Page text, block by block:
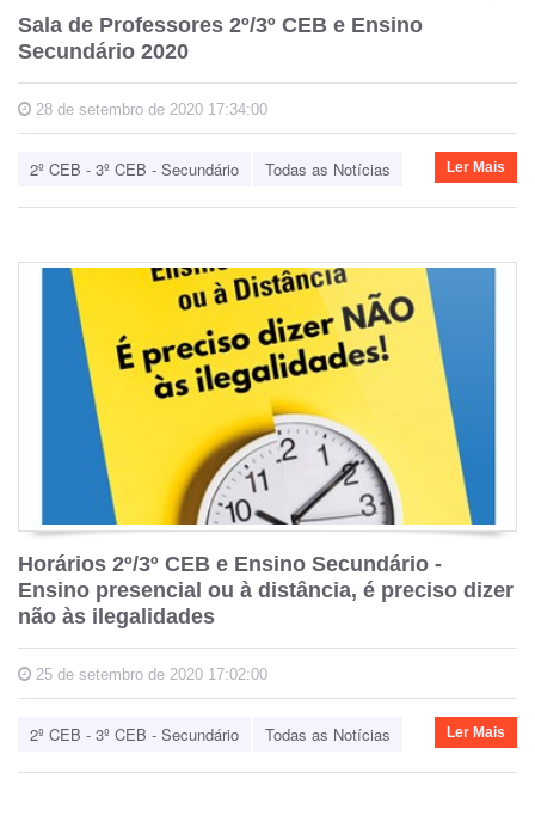
Sala de Professores 2º/3º CEB e Ensino
Secundário 2020
28 de setembro de 2020 17:34:00
2º CEB - 3º CEB - Secundário Todas as Notícias Ler Mais
Horários 2º/3º CEB e Ensino Secundário -
Ensino presencial ou à distância, é preciso dizer
não às ilegalidades
25 de setembro de 2020 17:02:00
2º CEB - 3º CEB - Secundário Todas as Notícias Ler Mais